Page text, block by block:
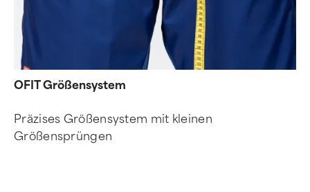
OFIT Größensystem
Präzises Größensystem mit kleinen
Größensprüngen